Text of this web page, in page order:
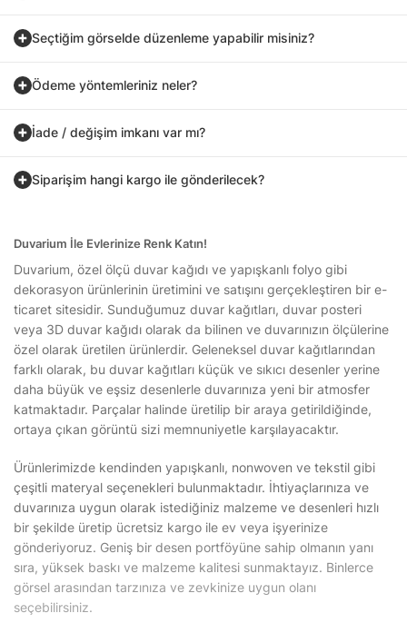
Seçtiğim görselde düzenleme yapabilir misiniz?
Ödeme yöntemleriniz neler?
İade / değişim imkanı var mı?
Siparişim hangi kargo ile gönderilecek?
Duvarium İle Evlerinize Renk Katın!
Duvarium, özel ölçü duvar kağıdı ve yapışkanlı folyo gibi
dekorasyon ürünlerinin üretimini ve satışını gerçekleştiren bir e-
ticaret sitesidir. Sunduğumuz duvar kağıtları, duvar posteri
veya 3D duvar kağıdı olarak da bilinen ve duvarınızın ölçülerine
özel olarak üretilen ürünlerdir. Geleneksel duvar kağıtlarından
farklı olarak, bu duvar kağıtları küçük ve sıkıcı desenler yerine
daha büyük ve eşsiz desenlerle duvarınıza yeni bir atmosfer
katmaktadır. Parçalar halinde üretilip bir araya getirildiğinde,
ortaya çıkan görüntü sizi memnuniyetle karşılayacaktır.
Ürünlerimizde kendinden yapışkanlı, nonwoven ve tekstil gibi
çeşitli materyal seçenekleri bulunmaktadır. İhtiyaçlarınıza ve
duvarınıza uygun olarak istediğiniz malzeme ve desenleri hızlı
bir şekilde üretip ücretsiz kargo ile ev veya işyerinize
gönderiyoruz. Geniş bir desen portföyüne sahip olmanın yanı
sıra, yüksek baskı ve malzeme kalitesi sunmaktayız. Binlerce
görsel arasından tarzınıza ve zevkinize uygun olanı
seçebilirsiniz.